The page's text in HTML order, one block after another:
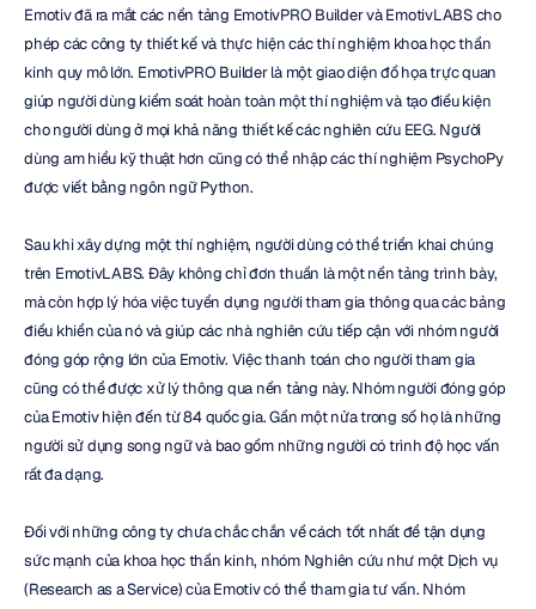
Emotiv đã ra mắt các nền tảng EmotivPRO Builder và EmotivLABS cho
phép các công ty thiết kế và thực hiện các thí nghiệm khoa học thần
kinh quy mô lớn. EmotivPRO Builder là một giao diện đồ họa trực quan
giúp người dùng kiểm soát hoàn toàn một thí nghiệm và tạo điều kiện
cho người dùng ở mọi khả năng thiết kế các nghiên cứu EEG. Người
dùng am hiểu kỹ thuật hơn cũng có thể nhập các thí nghiệm PsychoPy
được viết bằng ngôn ngữ Python.
Sau khi xây dựng một thí nghiệm, người dùng có thể triển khai chúng
trên EmotivLABS. Đây không chỉ đơn thuần là một nền tảng trình bày,
mà còn hợp lý hóa việc tuyển dụng người tham gia thông qua các bảng
điều khiển của nó và giúp các nhà nghiên cứu tiếp cận với nhóm người
đóng góp rộng lớn của Emotiv. Việc thanh toán cho người tham gia
cũng có thể được xử lý thông qua nền tảng này. Nhóm người đóng góp
của Emotiv hiện đến từ 84 quốc gia. Gần một nửa trong số họ là những
người sử dụng song ngữ và bao gồm những người có trình độ học vấn
rất đa dạng.
Đối với những công ty chưa chắc chắn về cách tốt nhất để tận dụng
sức mạnh của khoa học thần kinh, nhóm Nghiên cứu như một Dịch vụ
(Research as a Service) của Emotiv có thể tham gia tư vấn. Nhóm